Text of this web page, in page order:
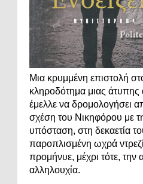
Μια κρυμμένη επιστολή
κληροδότημα μιας άτυπης
έμελλε να δρομολογήσει
σχέση του Νικηφόρου με
υπόσταση, στη δεκαετία
παροπλισμένη ωχρά
προμήνυε, μέχρι τότε, την
αλληλουχία.